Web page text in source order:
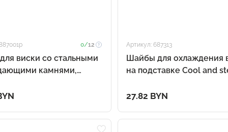
0/12
виски со стальными
камнями,
картоном.
Артикул: 687313
Шайбы для охлаждения
на подставке Cool and
27.82 BYN